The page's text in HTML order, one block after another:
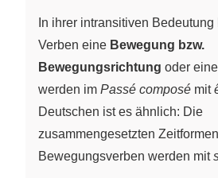
In ihrer intransitiven
Verben eine Bewegung bzw.
Bewegungsrichtung oder
werden im Passé composé mit
Deutschen ist es ähnlich: Die
zusammengesetzten
Bewegungsverben werden mit